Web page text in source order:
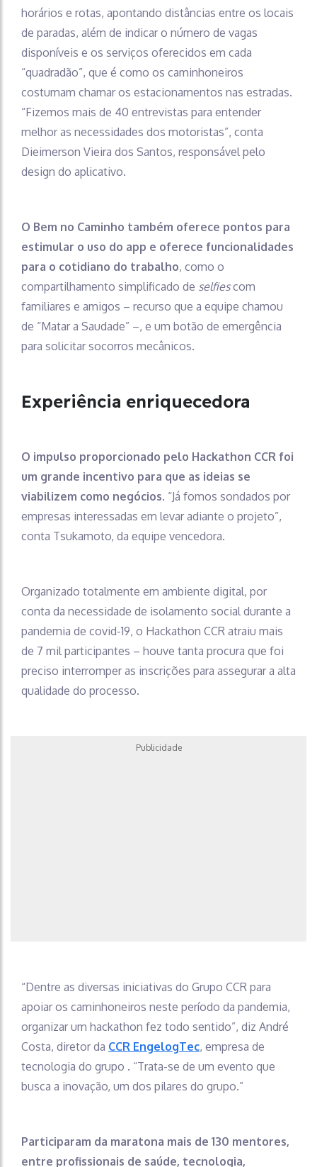
horários e rotas, apontando distâncias entre os locais
de paradas, além de indicar o número de vagas
disponíveis e os serviços oferecidos em cada
“quadradão”, que é como os caminhoneiros
costumam chamar os estacionamentos nas estradas.
“Fizemos mais de 40 entrevistas para entender
melhor as necessidades dos motoristas”, conta
Dieimerson Vieira dos Santos, responsável pelo
design do aplicativo.
O Bem no Caminho também oferece pontos para
estimular o uso do app e oferece funcionalidades
para o cotidiano do trabalho, como o
compartilhamento simplificado de selfiescom
familiares e amigos – recurso que a equipe chamou
de “Matar a Saudade” –, e um botão de emergência
para solicitar socorros mecânicos.
Experiência enriquecedora
O impulso proporcionado pelo Hackathon CCR foi
um grande incentivo para que as ideias se
viabilizem como negócios. “Já fomos sondados por
empresas interessadas em levar adiante o projeto”,
conta Tsukamoto, da equipe vencedora.
Organizado totalmente em ambiente digital, por
conta da necessidade de isolamento social durante a
pandemia de covid-19, o Hackathon CCR atraiu mais
de 7 mil participantes – houve tanta procura que foi
preciso interromper as inscrições para assegurar a alta
qualidade do processo.
Publicidade
“Dentre as diversas iniciativas do Grupo CCR para
apoiar os caminhoneiros neste período da pandemia,
organizar um hackathon fez todo sentido”, diz André
Costa, diretor da CCR EngelogTec, empresa de
tecnologia do grupo . “Trata-se de um evento que
busca a inovação, um dos pilares do grupo.”
Participaram da maratona mais de 130 mentores,
entre profissionais de saúde, tecnologia,